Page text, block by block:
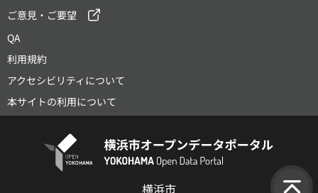
ご意見・ご要望
QA
利用規約
アクセシビリティについて
本サイトの利用について
横浜市